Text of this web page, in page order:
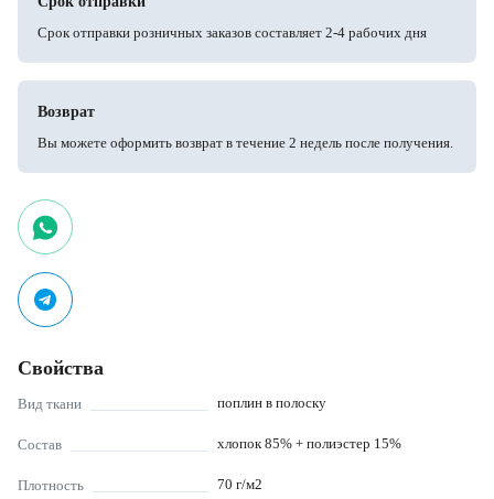
Срок отправки розничных заказов составляет 2-4 рабочих дня
Возврат
Вы можете оформить возврат в течение 2 недель после получения.
Свойства
Вид ткани поплин в полоску
Состав хлопок 85% + полиэстер 15%
Плотность 70 г/м2